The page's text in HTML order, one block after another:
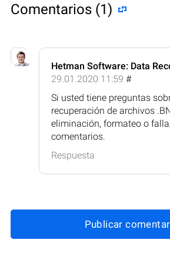
Comentarios (1)
Hetman Software: Data
29.01.2020 11:59 #
Si usted tiene preguntas
recuperación de archivos
eliminación, formateo o
comentarios.
Respuesta
Publicar